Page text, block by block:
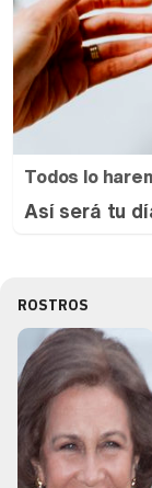
Todos lo
Así será tu
ROSTROS